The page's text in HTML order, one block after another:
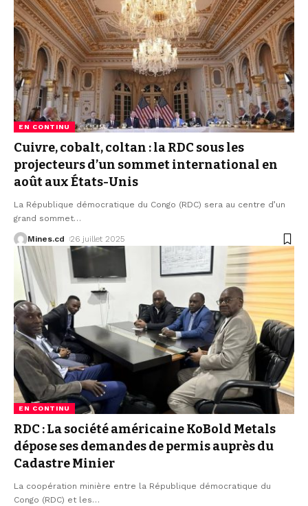
EN CONTINU
Cuivre, cobalt, coltan : la RDC sous les
projecteurs d’un sommet international en
août aux États-Unis
La République démocratique du Congo (RDC) sera au centre d’un
grand sommet…
Mines.cd 26 juillet 2025
EN CONTINU
RDC : La société américaine KoBold Metals
dépose ses demandes de permis auprès du
Cadastre Minier
La coopération minière entre la République démocratique du
Congo (RDC) et les…